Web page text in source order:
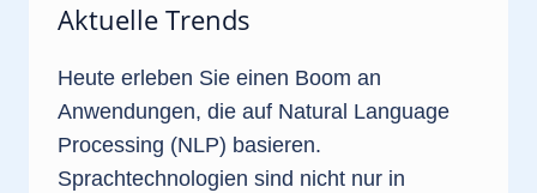
Aktuelle Trends
Heute erleben Sie einen Boom an
Anwendungen, die auf Natural Language
Processing (NLP) basieren.
Sprachtechnologien sind nicht nur in